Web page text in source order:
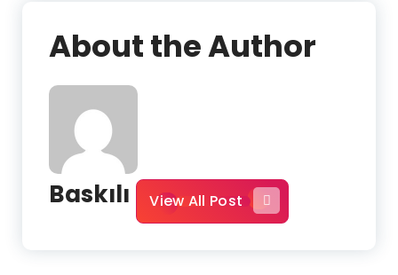
About the Author
Baskılı View All Post